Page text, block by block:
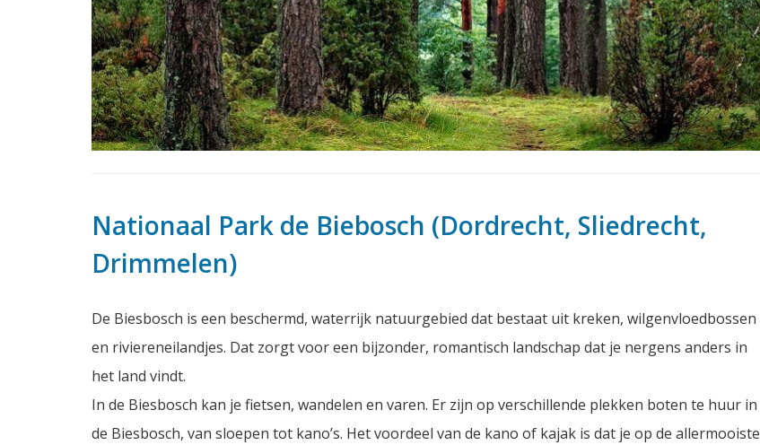
Nationaal Park de Biebosch (Dordrecht, Sliedrecht,
Drimmelen)
De Biesbosch is een beschermd, waterrijk natuurgebied dat bestaat uit kreken, wilgenvloedbossen
en riviereneilandjes. Dat zorgt voor een bijzonder, romantisch landschap dat je nergens anders in
het land vindt.
In de Biesbosch kan je fietsen, wandelen en varen. Er zijn op verschillende plekken boten te huur in
de Biesbosch, van sloepen tot kano’s. Het voordeel van de kano of kajak is dat je op de allermooiste